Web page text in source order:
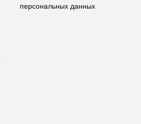
персональных данных